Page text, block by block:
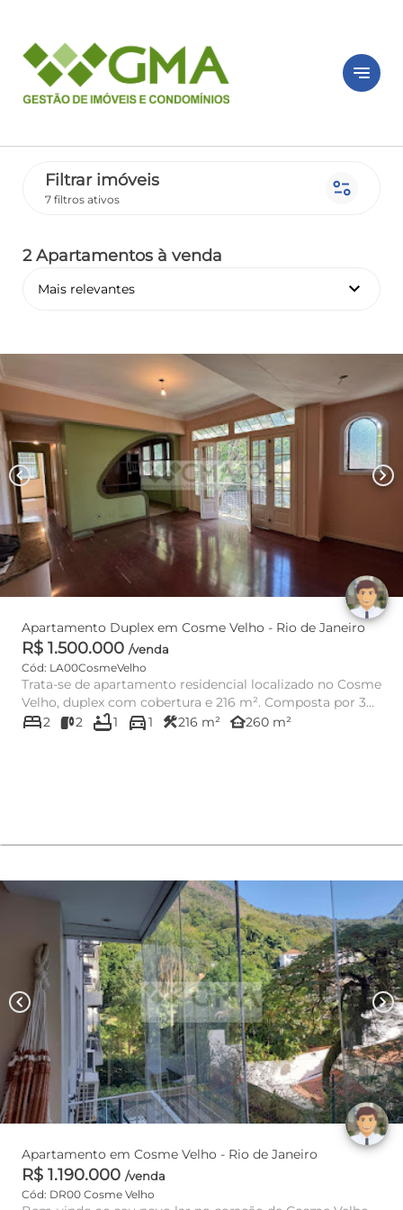
notes
Filtrar imóveis
7 filtros ativos page_info
2 Apartamentos à venda
Mais relevantes keyboard_arrow_down
chevron_left chevron_right
Apartamento Duplex em Cosme Velho - Rio de Janeiro
R$ 1.500.000 /venda
Cód: LA00CosmeVelho
Trata-se de apartamento residencial localizado no Cosme
Velho, duplex com cobertura e 216 m². Composta por 3
quartos (...
bed2 2 bathtub1 directions_car1 construction216 m² other_houses260 m²
chevron_left chevron_right
Apartamento em Cosme Velho - Rio de Janeiro
R$ 1.190.000 /venda
Cód: DR00 Cosme Velho